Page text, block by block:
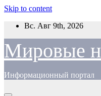
Skip to content
Вс. Авг 9th, 2026
Мировые
Информационный портал